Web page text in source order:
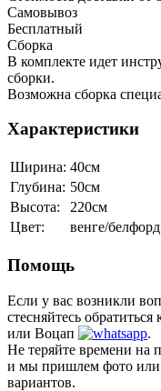
Самовывоз
Бесплатный
Сборка
В комплекте идет
сборки.
Возможна сборка
Характеристики
Ширина: 40см
Глубина: 50см
Высота:
220см
Цвет:
венге/белфорд
Помощь
Если у вас возникли
стесняйтесь
или Воцап
.
Не теряйте времени на
и мы пришлем фото или
вариантов.